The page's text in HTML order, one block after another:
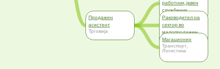
Продажен
асистент
Трговија
работник, јавен
службеник
Администрација
Раководител на
сектор во
малопродажен
објект
Трговија
Магационер
Транспорт,
Логистика